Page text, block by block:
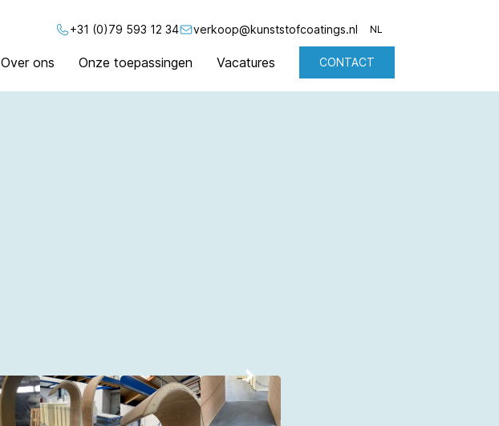
+31 (0)79 593 12 34 verkoop@kunststofcoatings.nl NL
Over ons Onze toepassingen Vacatures CONTACT